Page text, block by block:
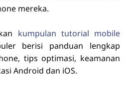
mereka.
kumpulan tutorial mobile
berisi panduan lengkap
tips optimasi, keamanan
Android dan iOS.